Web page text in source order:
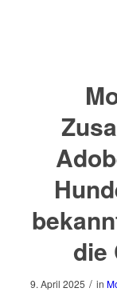
die
9. April 2025 / in